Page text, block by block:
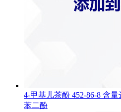
4-甲基儿茶酚 452-86-8 含
苯二酚